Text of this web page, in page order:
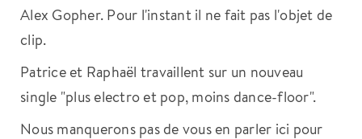
Alex Gopher. Pour l'instant il ne fait pas l'objet de
clip.
Patrice et Raphaël travaillent sur un nouveau
single "plus electro et pop, moins dance-floor".
Nous manquerons pas de vous en parler ici pour